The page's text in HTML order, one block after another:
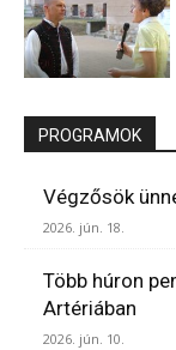
PROGRAMOK
Végzősök
2026. jún. 18.
Több húron
Artériában
2026. jún. 10.